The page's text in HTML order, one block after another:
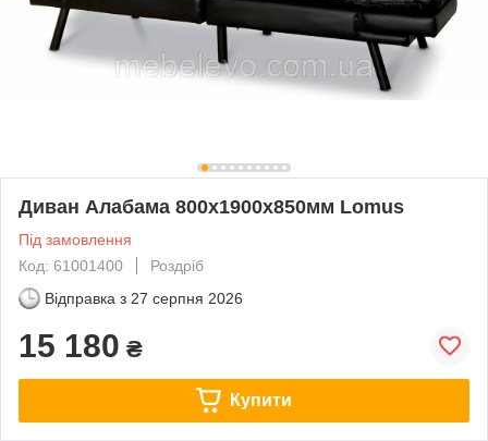
Диван Алабама 800х1900х850мм Lomus
Під замовлення
Код: 61001400
Роздріб
Відправка з 27 серпня 2026
15 180 ₴
Купити